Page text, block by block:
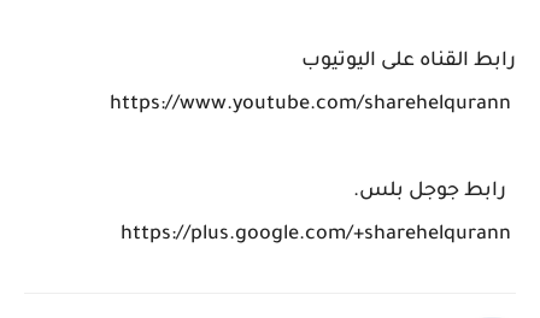
رابط القناه على اليوتيوب
رابط جوجل بلس.